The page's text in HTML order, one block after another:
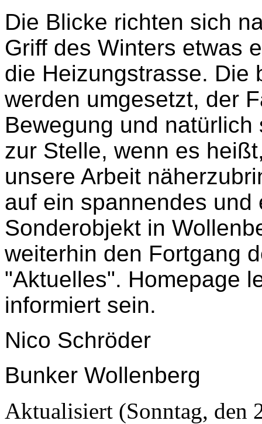
Die Blicke richten sich
Griff des Winters etwas
die Heizungstrasse. Die
werden umgesetzt, der
Bewegung und
zur Stelle, wenn es
unsere Arbeit
auf ein spannendes
Sonderobjekt in
weiterhin den Fortgang
"Aktuelles". Homepage
informiert sein.
Nico Schröder
Bunker Wollenberg
Aktualisiert (Sonntag, den